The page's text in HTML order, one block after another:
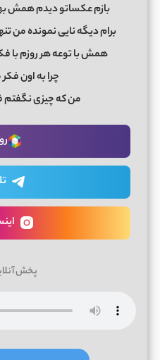
بازم عکساتو دیدم همش
برام دیگه نایی نمونده من
همش با توعه هر روزم با
چرا به اون
من که چیزی نگفتم
پخش